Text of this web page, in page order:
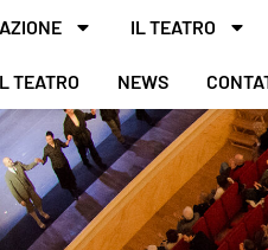
IL TEATRO
TEATRO NEWS